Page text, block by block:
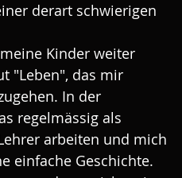
derart schwierigen
Kinder weiter
"Leben", das mir
In der
regelmässig als
arbeiten und mich
einfache Geschichte.